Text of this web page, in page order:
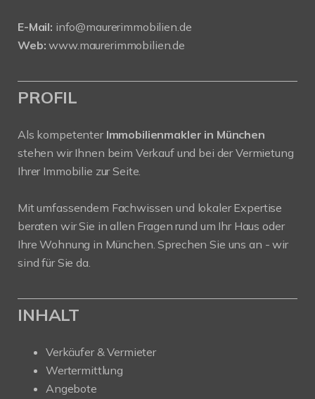
E-Mail: info@maurerimmobilien.de
Web: www.maurerimmobilien.de
PROFIL
Als kompetenter Immobilienmakler in München
stehen wir Ihnen beim Verkauf und bei der Vermietung
Ihrer Immobilie zur Seite.
Mit umfassendem Fachwissen und lokaler Expertise
beraten wir Sie in allen Fragen rund um Ihr Haus oder
Ihre Wohnung in München. Sprechen Sie uns an - wir
sind für Sie da.
INHALT
Verkäufer & Vermieter
Wertermittlung
Angebote